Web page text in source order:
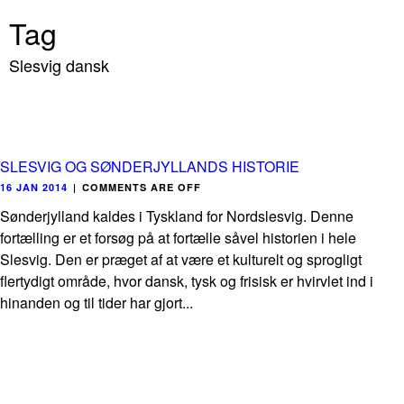
Tag
Slesvig dansk
SLESVIG OG SØNDERJYLLANDS HISTORIE
16 JAN 2014 | COMMENTS ARE OFF
Sønderjylland kaldes i Tyskland for Nordslesvig. Denne
fortælling er et forsøg på at fortælle såvel historien i hele
Slesvig. Den er præget af at være et kulturelt og sprogligt
flertydigt område, hvor dansk, tysk og frisisk er hvirvlet ind i
hinanden og til tider har gjort...